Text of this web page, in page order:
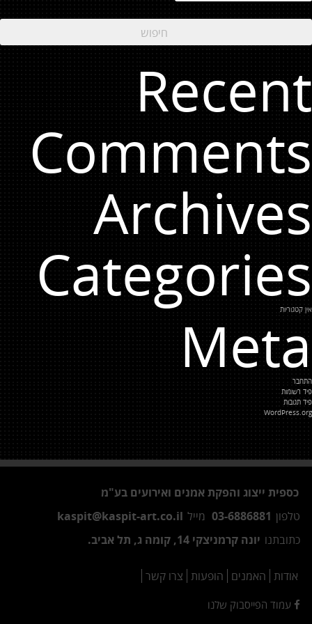
Recent
Comments
Archives
Categories
אין קטגוריות
Meta
התחבר
פיד רשומות
פיד תגובות
WordPress.org
כספית ייצוג והפקת אמנים ואירועים בע"מ
טלפון 03-6886881 מייל kaspit@kaspit-art.co.il
כתובתנו יונה קרמניצקי 14, קומה ג, תל אביב.
אודות האמנים הופעות צרו קשר
עמוד הפייסבוק שלנו